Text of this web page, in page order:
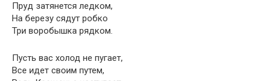
Пруд затянется ледком,
На березу сядут робко
Три воробышка рядком.
Пусть вас холод не пугает,
Все идет своим путем,